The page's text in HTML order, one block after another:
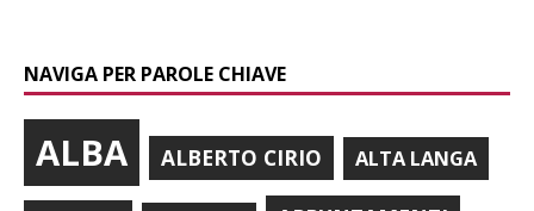
NAVIGA PER PAROLE CHIAVE
ALBA ALBERTO CIRIO ALTA LANGA